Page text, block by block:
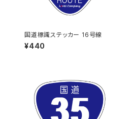
国道標識ステッカー 16号線
¥440